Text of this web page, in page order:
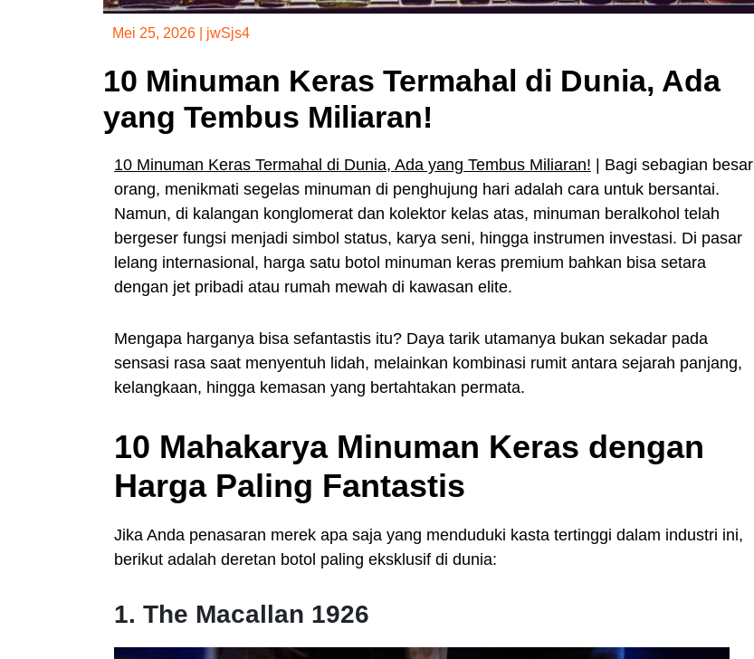
Mei 25, 2026 jwSjs4
10 Minuman Keras Termahal di Dunia, Ada
yang Tembus Miliaran!
10 Minuman Keras Termahal di Dunia, Ada yang Tembus Miliaran! | Bagi sebagian besar
orang, menikmati segelas minuman di penghujung hari adalah cara untuk bersantai.
Namun, di kalangan konglomerat dan kolektor kelas atas, minuman beralkohol telah
bergeser fungsi menjadi simbol status, karya seni, hingga instrumen investasi. Di pasar
lelang internasional, harga satu botol minuman keras premium bahkan bisa setara
dengan jet pribadi atau rumah mewah di kawasan elite.
Mengapa harganya bisa sefantastis itu? Daya tarik utamanya bukan sekadar pada
sensasi rasa saat menyentuh lidah, melainkan kombinasi rumit antara sejarah panjang,
kelangkaan, hingga kemasan yang bertahtakan permata.
10 Mahakarya Minuman Keras dengan
Harga Paling Fantastis
Jika Anda penasaran merek apa saja yang menduduki kasta tertinggi dalam industri ini,
berikut adalah deretan botol paling eksklusif di dunia:
1. The Macallan 1926